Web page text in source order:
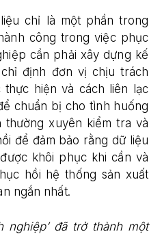
chỉ là một phần trong
công trong việc phục
cần phải xây dựng kế
định đơn vị chịu trách
hiện và cách liên lạc
chuẩn bị cho tình huống
xuyên kiểm tra và
để đảm bảo rằng dữ liệu
khôi phục khi cần và
hồi hệ thống sản xuất
ngắn nhất.
nghiệp’ đã trở thành một